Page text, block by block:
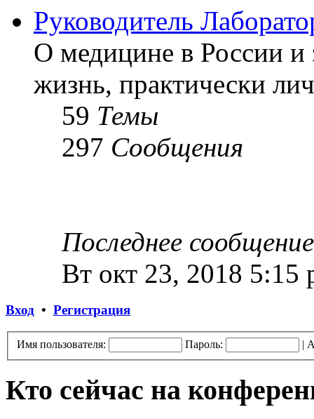
Руководитель
О медицине в России и
жизнь, практически
59 Темы
297 Сообщения
Последнее сообщение
Вт окт 23, 2018 5:15
Вход • Регистрация
Имя пользователя: Пароль: |
Кто сейчас на